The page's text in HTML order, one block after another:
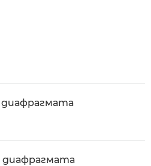
диафрагмата